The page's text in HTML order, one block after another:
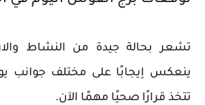
تشعر بحالة جيدة من النشاط
ينعكس إيجابًا على مختلف جوانب
تتخذ قرارًا صحيًا مهمًا الآن.